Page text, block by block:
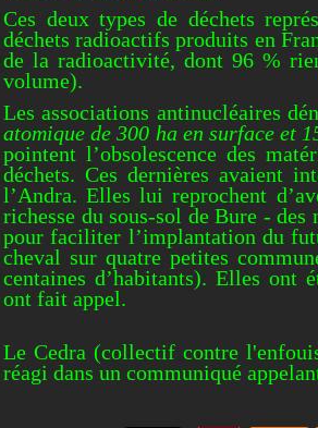
Ces deux types de déchets
déchets radioactifs produits en
de la radioactivité, dont 96 %
volume).
Les associations antinucléaires
atomique de 300 ha en surface et
pointent l’obsolescence des
déchets. Ces dernières avaient
l’Andra. Elles lui reprochent
richesse du sous-sol de Bure - des
pour faciliter l’implantation du
cheval sur quatre petites
centaines d’habitants). Elles ont
ont fait appel.
Le Cedra (collectif contre
réagi dans un communiqué